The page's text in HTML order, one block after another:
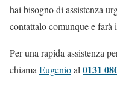
hai bisogno di assistenza
contattalo comunque e
Per una rapida assistenza
chiamaEugenioal0131